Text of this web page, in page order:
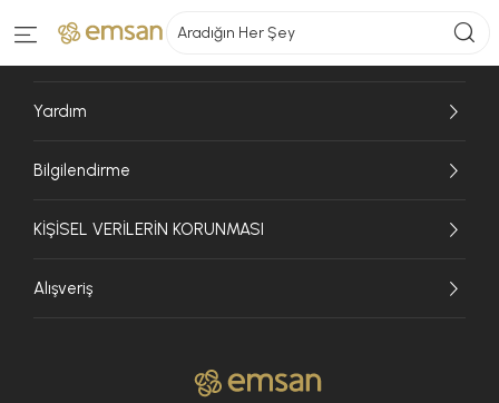
Aradığın Her Şey
Yardım
Bilgilendirme
KİŞİSEL VERİLERİN KORUNMASI
Alışveriş